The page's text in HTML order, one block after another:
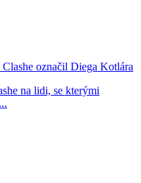
označil Diega Kotlára
na lidi, se kterými